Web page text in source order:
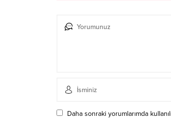
Daha sonraki yorumlarımda